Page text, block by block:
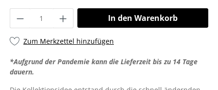
In den Warenkorb
Zum Merkzettel hinzufügen
*Aufgrund der Pandemie kann die Lieferzeit bis zu 14 Tage
dauern.